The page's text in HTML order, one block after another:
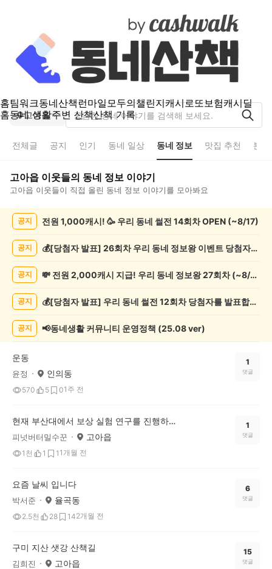
홈팀워크동네산책런마일모두의챌린지캐시로또보험캐시딜
홈동네 생활주변 산책산책 기록
고아읍
전체글 공지 인기 동네 일상 동네 정보 맛집 추천 분
고아읍 이웃들의 동네 정보 이야기
고아읍 이웃들이 직접 올린 동네 정보 이야기를 모아봐요
록
공지 전원 1,000캐시! 🥳 우리 동네 썰전 14회차 OPEN (~8/17)
공지 💰[당첨자 발표] 26회차 우리 동네 정보왕 이벤트 당첨자를 발표합니다!
공지 💸 전원 2,000캐시 지급! 우리 동네 정보왕 27회차 (~8/10)
공지 💰[당첨자 발표] 우리 동네 썰전 12회차 당첨자를 발표합니다!
공지 📢동네생활 커뮤니티 운영정책 (25.08 ver)
운동
윤정 인의동
570 5 01주 전
1
댓글
현재 부산대에서 보상 실험 연구를 진행하고 있습니다!
피넛버터밀수꾼 고아읍
1천 1 1 1개월 전
1
댓글
요즘 날씨 입니다
박서준 율곡동
2.5천 28 142개월 전
6
댓글
구미 지산 샛강 산책길
김희진 고아읍
15
댓글